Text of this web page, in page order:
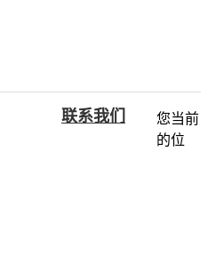
联系我们
您当前
的位